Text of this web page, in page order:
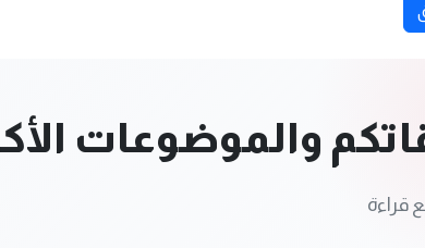
والموضوعات
قراءة